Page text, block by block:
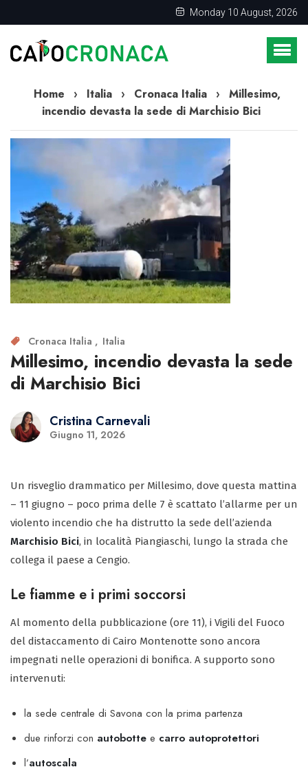
Monday 10 August, 2026
Home › Italia › Cronaca Italia ›
Millesimo,
incendio devasta la sede di Marchisio Bici
Cronaca Italia Italia
Millesimo, incendio devasta la sede
di Marchisio Bici
Cristina Carnevali
Giugno 11, 2026
Un risveglio drammatico per Millesimo, dove questa mattina
– 11 giugno – poco prima delle 7 è scattato l’allarme per un
violento incendio che ha distrutto la sede dell’azienda
Marchisio Bici, in località Piangiaschi, lungo la strada che
collega il paese a Cengio.
Le fiamme e i primi soccorsi
Al momento della pubblicazione (ore 11), i Vigili del Fuoco
del distaccamento di Cairo Montenotte sono ancora
impegnati nelle operazioni di bonifica. A supporto sono
intervenuti:
la sede centrale di Savona con la prima partenza
due rinforzi con autobotte e carro autoprotettori
l’autoscala